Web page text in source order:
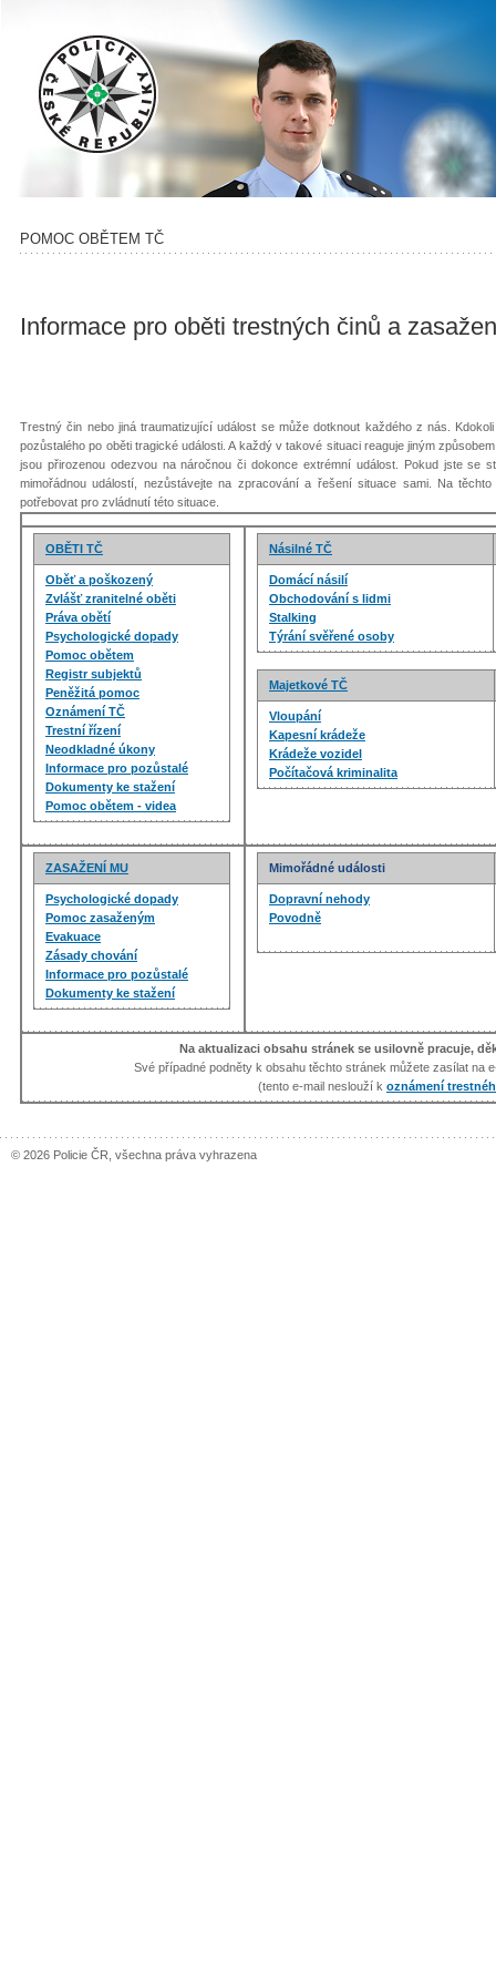
POMOC OBĚTEM TČ
Informace pro oběti trestných činů a
Trestný čin nebo jiná traumatizující událost se může dotknout každého z nás.
pozůstalého po oběti tragické události. A každý v takové situaci reaguje jiným
jsou přirozenou odezvou na náročnou či dokonce extrémní událost. Pokud jste se
mimořádnou událostí, nezůstávejte na zpracování a řešení situace sami. Na
potřebovat pro zvládnutí této situace.
OBĚTI TČ
Oběť a poškozený
Zvlášť zranitelné oběti
Práva obětí
Psychologické dopady
Pomoc obětem
Registr subjektů
Peněžitá pomoc
Oznámení TČ
Trestní řízení
Neodkladné úkony
Informace pro pozůstalé
Dokumenty ke stažení
Pomoc obětem - videa
Násilné TČ
Domácí násilí
Obchodování s lidmi
Stalking
Týrání svěřené osoby
Majetkové TČ
Vloupání
Kapesní krádeže
Krádeže vozidel
Počítačová kriminalita
ZASAŽENÍ MU
Psychologické dopady
Pomoc zasaženým
Evakuace
Zásady chování
Informace pro pozůstalé
Dokumenty ke stažení
Mimořádné události
Dopravní nehody
Povodně
Na aktualizaci obsahu stránek se usilovně pracuje,
Své případné podněty k obsahu těchto stránek můžete zasílat na
(tento e-mail neslouží k oznámení
© 2026 Policie ČR, všechna práva vyhrazena